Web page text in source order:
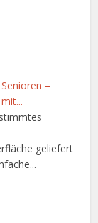
–
geliefert